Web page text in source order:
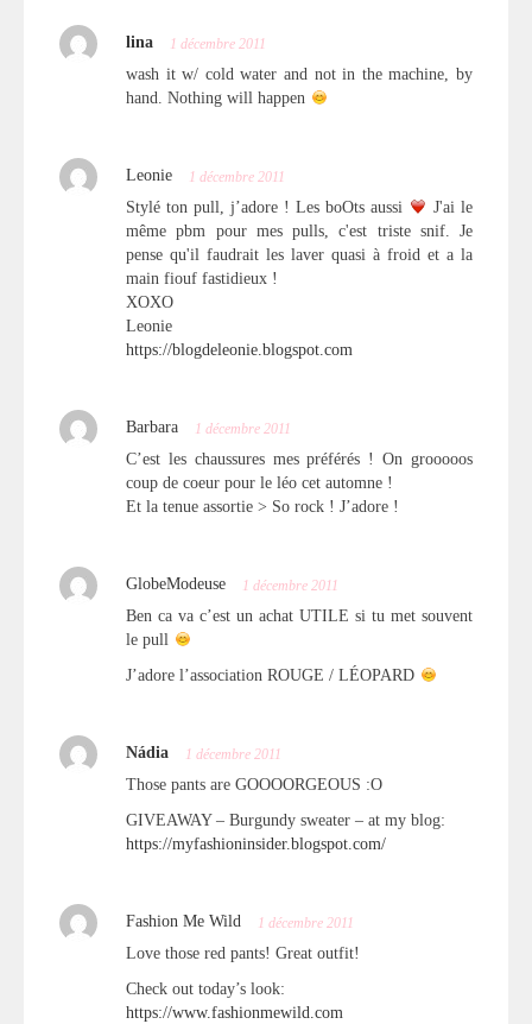
lina 1 décembre 2011
wash it w/ cold water and not in the machine, by
hand. Nothing will happen
Leonie 1 décembre 2011
Stylé ton pull, j’adore ! Les boOts aussi
J'ai le
même pbm pour mes pulls, c'est triste snif. Je
pense qu'il faudrait les laver quasi à froid et a la
main fiouf fastidieux !
XOXO
Leonie
https://blogdeleonie.blogspot.com
Barbara 1 décembre 2011
C’est les chaussures mes préférés ! On grooooos
coup de coeur pour le léo cet automne !
Et la tenue assortie > So rock ! J’adore !
GlobeModeuse 1 décembre 2011
Ben ca va c’est un achat UTILE si tu met souvent
le pull
J’adore l’association ROUGE / LÉOPARD
Nádia 1 décembre 2011
Those pants are GOOOORGEOUS :O
GIVEAWAY – Burgundy sweater – at my blog:
https://myfashioninsider.blogspot.com/
Fashion Me Wild 1 décembre 2011
Love those red pants! Great outfit!
Check out today’s look:
https://www.fashionmewild.com